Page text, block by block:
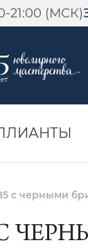
21:00 (МСК)
с черными